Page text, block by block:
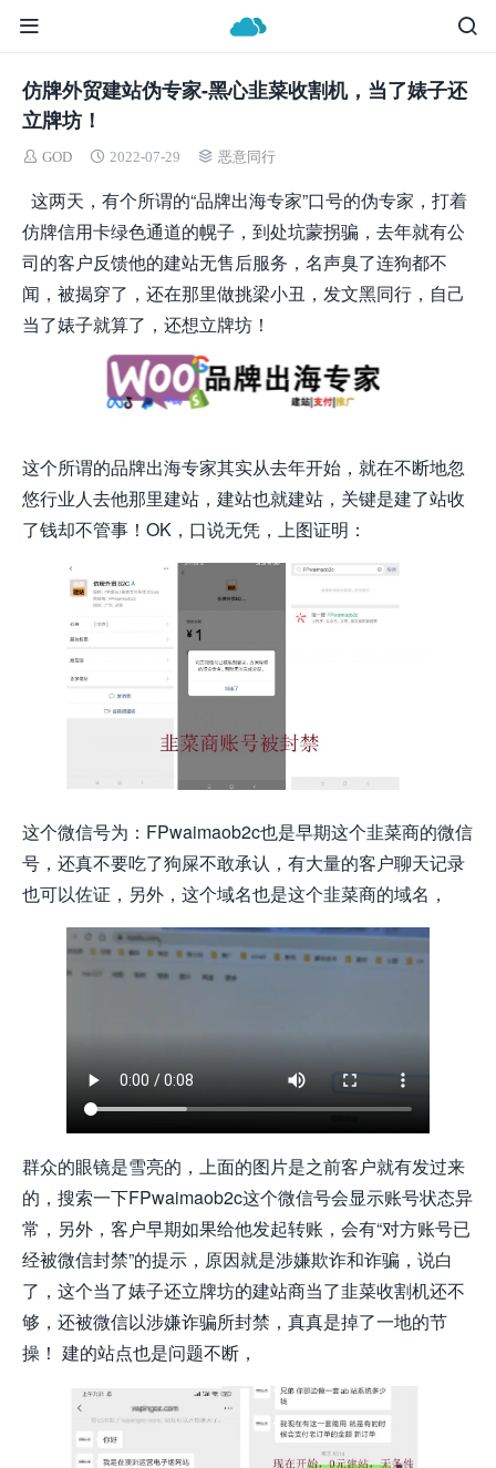
仿牌外贸建站伪专家-黑心韭菜收割机，当了婊子还
立牌坊！
GOD 2022-07-29 恶意同行
这两天，有个所谓的“品牌出海专家”口号的伪专家，打着
仿牌信用卡绿色通道的幌子，到处坑蒙拐骗，去年就有公
司的客户反馈他的建站无售后服务，名声臭了连狗都不
闻，被揭穿了，还在那里做挑梁小丑，发文黑同行，自己
当了婊子就算了，还想立牌坊！
这个所谓的品牌出海专家其实从去年开始，就在不断地忽
悠行业人去他那里建站，建站也就建站，关键是建了站收
了钱却不管事！OK，口说无凭，上图证明：
这个微信号为：FPwaimaob2c也是早期这个韭菜商的微信
号，还真不要吃了狗屎不敢承认，有大量的客户聊天记录
也可以佐证，另外，这个域名也是这个韭菜商的域名，
群众的眼镜是雪亮的，上面的图片是之前客户就有发过来
的，搜索一下FPwaimaob2c这个微信号会显示账号状态异
常，另外，客户早期如果给他发起转账，会有“对方账号已
经被微信封禁”的提示，原因就是涉嫌欺诈和诈骗，说白
了，这个当了婊子还立牌坊的建站商当了韭菜收割机还不
够，还被微信以涉嫌诈骗所封禁，真真是掉了一地的节
操！ 建的站点也是问题不断，